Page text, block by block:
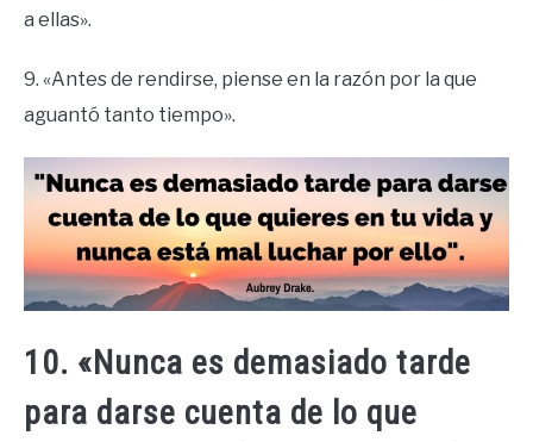
a ellas».
9. «Antes de rendirse, piense en la razón por la que
aguantó tanto tiempo».
10. «Nunca es demasiado tarde
para darse cuenta de lo que